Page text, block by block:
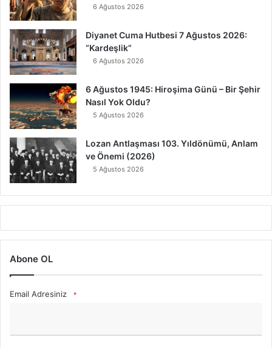
6 Ağustos 2026
Diyanet Cuma Hutbesi 7 Ağustos 2026:
“Kardeşlik”
6 Ağustos 2026
6 Ağustos 1945: Hiroşima Günü – Bir Şehir
Nasıl Yok Oldu?
5 Ağustos 2026
Lozan Antlaşması 103. Yıldönümü, Anlam
ve Önemi (2026)
5 Ağustos 2026
Abone OL
Email Adresiniz *